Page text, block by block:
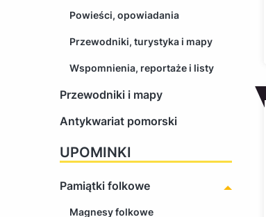
Powieści, opowiadania
Przewodniki, turystyka i mapy
Wspomnienia, reportaże i listy
Przewodniki i mapy
Antykwariat pomorski
UPOMINKI
Pamiątki folkowe
Magnesy folkowe